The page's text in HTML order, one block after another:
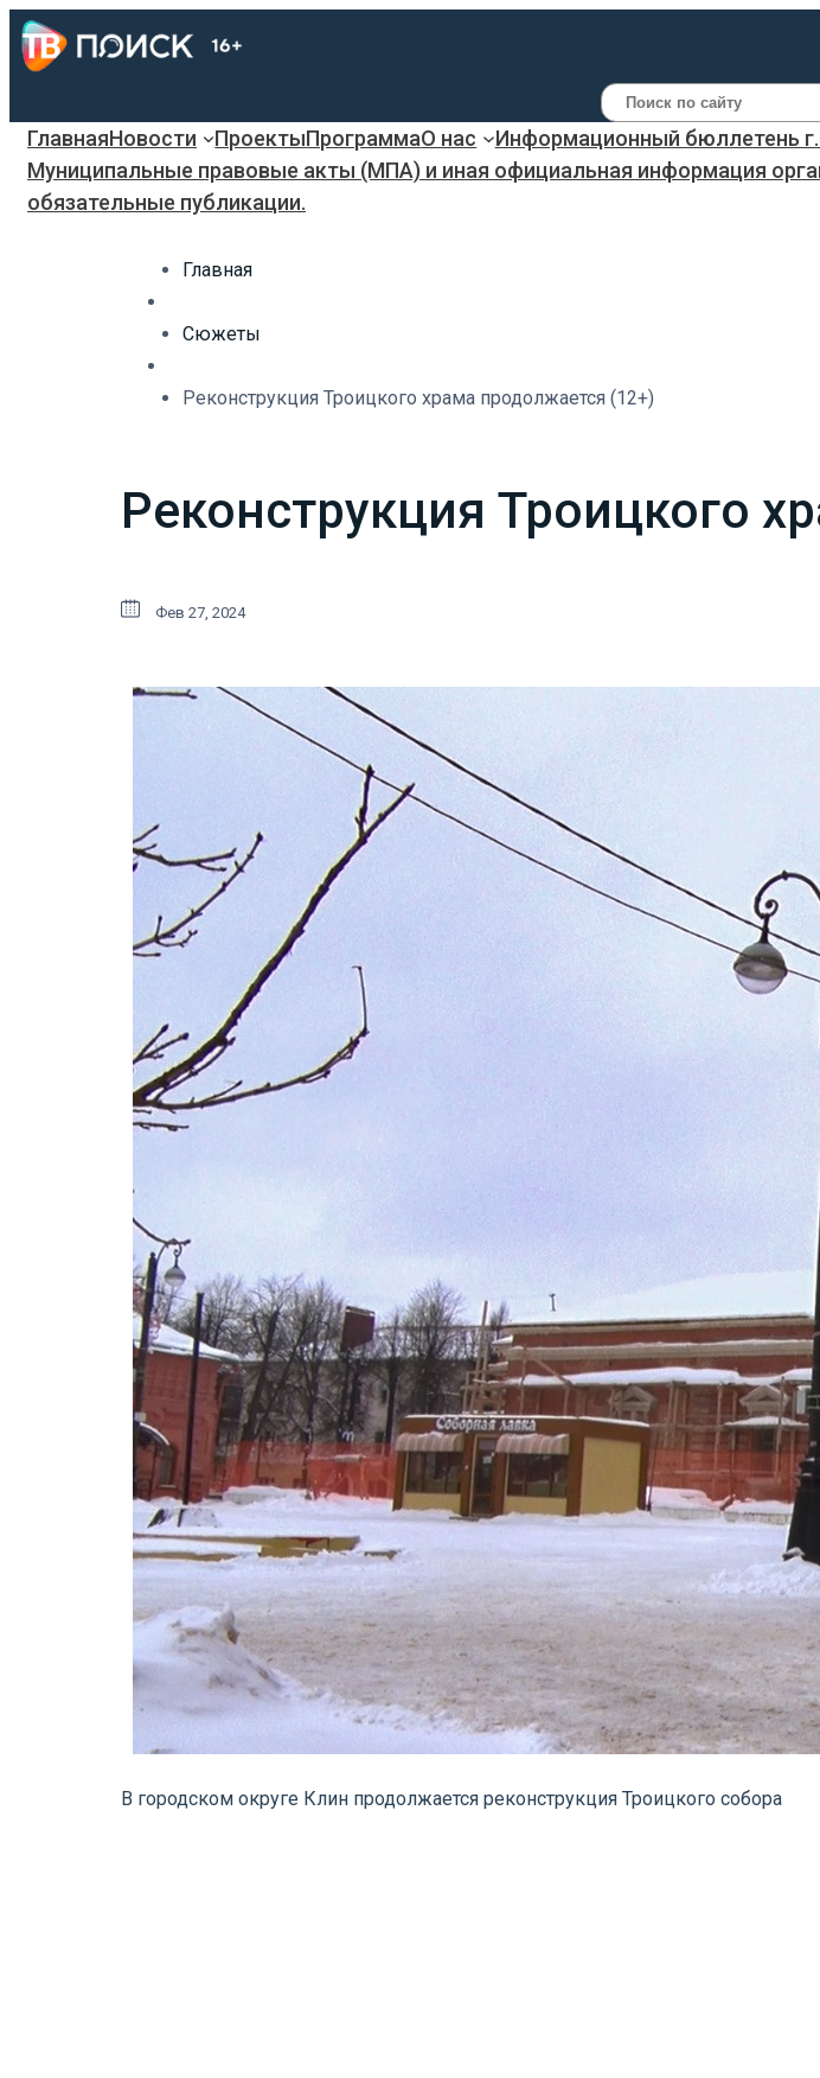
Поиск
ГлавнаяНовости ПроектыПрограммаО нас
Информационный бюллетень
Муниципальные правовые акты (МПА) и иная официальная информация
обязательные публикации.
Главная
Сюжеты
Реконструкция Троицкого храма продолжается (12+)
Реконструкция Троицкого
Фев 27, 2024
В городском округе Клин продолжается реконструкция Троицкого собора